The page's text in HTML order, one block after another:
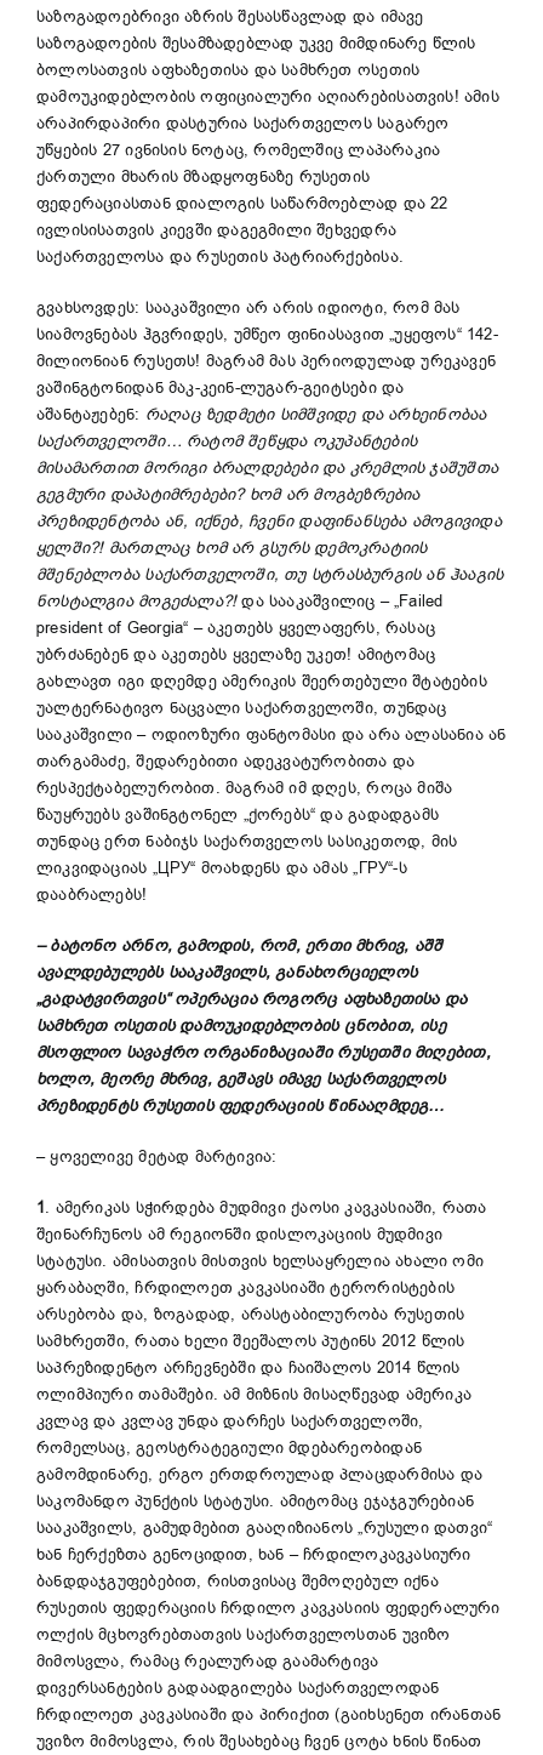
საზოგადოებრივი აზრის შესასწავლად და იმავე
საზოგადოების შესამზადებლად უკვე მიმდინარე წლის
ბოლოსათვის აფხაზეთისა და სამხრეთ ოსეთის
დამოუკიდებლობის ოფიციალური აღიარებისათვის! ამის
არაპირდაპირი დასტურია საქართველოს საგარეო
უწყების 27 ივნისის ნოტაც, რომელშიც ლაპარაკია
ქართული მხარის მზადყოფნაზე რუსეთის
ფედერაციასთან დიალოგის საწარმოებლად და 22
ივლისისათვის კიევში დაგეგმილი შეხვედრა
საქართველოსა და რუსეთის პატრიარქებისა.
გვახსოვდეს: სააკაშვილი არ არის იდიოტი, რომ მას
სიამოვნებას ჰგვრიდეს, უმწეო ფინიასავით „უყეფოს“ 142-
მილიონიან რუსეთს! მაგრამ მას პერიოდულად ურეკავენ
ვაშინგტონიდან მაკ-კეინ-ლუგარ-გეიტსები და
აშანტაჟებენ: რაღაც ზედმეტი სიმშვიდე და არხეინობაა
საქართველოში… რატომ შეწყდა ოკუპანტების
მისამართით მორიგი ბრალდებები და კრემლის ჯაშუშთა
გეგმური დაპატიმრებები? ხომ არ მოგბეზრებია
პრეზიდენტობა ან, იქნებ, ჩვენი დაფინანსება ამოგივიდა
ყელში?! მართლაც ხომ არ გსურს დემოკრატიის
მშენებლობა საქართველოში, თუ სტრასბურგის ან ჰააგის
ნოსტალგია მოგეძალა?!და სააკაშვილიც – „Failed
president of Georgia“ – აკეთებს ყველაფერს, რასაც
უბრძანებენ და აკეთებს ყველაზე უკეთ! ამიტომაც
გახლავთ იგი დღემდე ამერიკის შეერთებული შტატების
უალტერნატივო ნაცვალი საქართველოში, თუნდაც
სააკაშვილი – ოდიოზური ფანტომასი და არა ალასანია ან
თარგამაძე, შედარებითი ადეკვატურობითა და
რესპექტაბელურობით. მაგრამ იმ დღეს, როცა მიშა
წაუყრუებს ვაშინგტონელ „ქორებს“ და გადადგამს
თუნდაც ერთ ნაბიჯს საქართველოს სასიკეთოდ, მის
ლიკვიდაციას „ЦРУ“ მოახდენს და ამას „ГРУ“-ს
დააბრალებს!
– ბატონო არნო,გამოდის, რომ,ერთი მხრივ, აშშ
ავალდებულებს სააკაშვილს,განახორციელოს
„გადატვირთვის“ ოპერაცია როგორც აფხაზეთისა და
სამხრეთ ოსეთის დამოუკიდებლობის ცნობით, ისე
მსოფლიო სავაჭრო ორგანიზაციაში რუსეთში მიღებით,
ხოლო, მეორე მხრივ,გეშავს იმავე საქართველოს
პრეზიდენტს რუსეთის ფედერაციის წინააღმდეგ…
– ყოველივე მეტად მარტივია:
1. ამერიკას სჭირდება მუდმივი ქაოსი კავკასიაში, რათა
შეინარჩუნოს ამ რეგიონში დისლოკაციის მუდმივი
სტატუსი. ამისათვის მისთვის ხელსაყრელია ახალი ომი
ყარაბაღში, ჩრდილოეთ კავკასიაში ტერორისტების
არსებობა და, ზოგადად, არასტაბილურობა რუსეთის
სამხრეთში, რათა ხელი შეეშალოს პუტინს 2012 წლის
საპრეზიდენტო არჩევნებში და ჩაიშალოს 2014 წლის
ოლიმპიური თამაშები. ამ მიზნის მისაღწევად ამერიკა
კვლავ და კვლავ უნდა დარჩეს საქართველოში,
რომელსაც, გეოსტრატეგიული მდებარეობიდან
გამომდინარე, ერგო ერთდროულად პლაცდარმისა და
საკომანდო პუნქტის სტატუსი. ამიტომაც ეჯაჯგურებიან
სააკაშვილს, გამუდმებით გააღიზიანოს „რუსული დათვი“
ხან ჩერქეზთა გენოციდით, ხან – ჩრდილოკავკასიური
ბანდდაჯგუფებებით, რისთვისაც შემოღებულ იქნა
რუსეთის ფედერაციის ჩრდილო კავკასიის ფედერალური
ოლქის მცხოვრებთათვის საქართველოსთან უვიზო
მიმოსვლა, რამაც რეალურად გაამარტივა
დივერსანტების გადაადგილება საქართველოდან
ჩრდილოეთ კავკასიაში და პირიქით (გაიხსენეთ ირანთან
უვიზო მიმოსვლა, რის შესახებაც ჩვენ ცოტა ხნის წინათ